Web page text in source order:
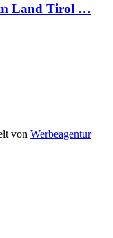
Land Tirol …
von Werbeagentur